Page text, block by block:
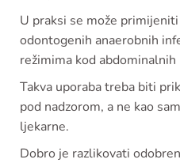
U praksi se može
odontogenih anaerobnih
režimima kod abdominalnih
Takva uporaba treba biti
pod nadzorom, a ne kao
ljekarne.
Dobro je razlikovati